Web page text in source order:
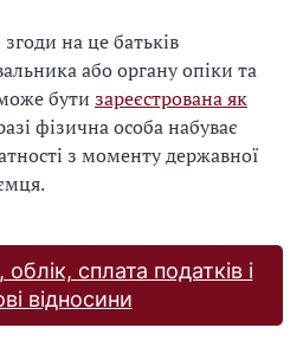
на це батьків
або органу опіки та
бути зареєстрована як
фізична особа набуває
з моменту державної
сплата податків і
відносини